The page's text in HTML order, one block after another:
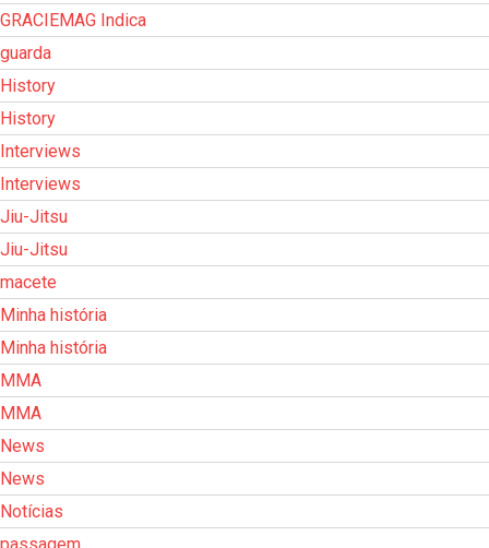
GRACIEMAG Indica
guarda
History
History
Interviews
Interviews
Jiu-Jitsu
Jiu-Jitsu
macete
Minha história
Minha história
MMA
MMA
News
News
Notícias